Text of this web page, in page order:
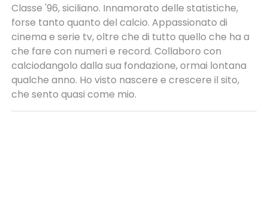
Classe '96, siciliano. Innamorato delle statistiche,
forse tanto quanto del calcio. Appassionato di
cinema e serie tv, oltre che di tutto quello che ha a
che fare con numeri e record. Collaboro con
calciodangolo dalla sua fondazione, ormai lontana
qualche anno. Ho visto nascere e crescere il sito,
che sento quasi come mio.